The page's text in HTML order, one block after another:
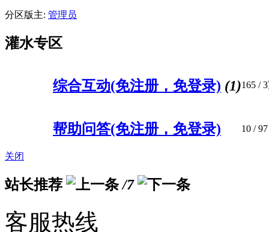
分区版主: 管理员
灌水专区
综合互动(免注册，免登录) (1)165 /
帮助问答(免注册，免登录) 10 / 97
关闭
站长推荐 /7
客服热线